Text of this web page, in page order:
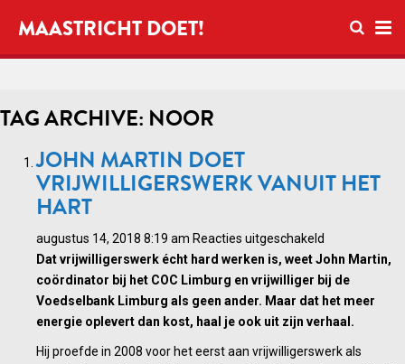
Open
MAASTRICHT DOET!
TAG ARCHIVE: NOOR
JOHN MARTIN DOET
VRIJWILLIGERSWERK VANUIT HET
HART
augustus 14, 2018 8:19 am Reacties uitgeschakeld
John
Martin
doet
Dat vrijwilligerswerk écht hard werken is, weet John Martin,
coördinator bij het COC Limburg en vrijwilliger bij de
Voedselbank Limburg als geen ander. Maar dat het meer
energie oplevert dan kost, haal je ook uit zijn verhaal.
Hij proefde in 2008 voor het eerst aan vrijwilligerswerk als